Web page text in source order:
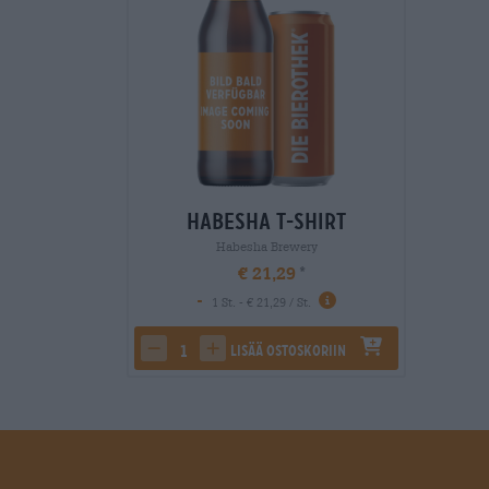
Habesha T-Shirt
Habesha Brewery
€ 21,29
-
1 St. - € 21,29 / St.
decrease quantity
increase quantity
Lisää ostoskoriin